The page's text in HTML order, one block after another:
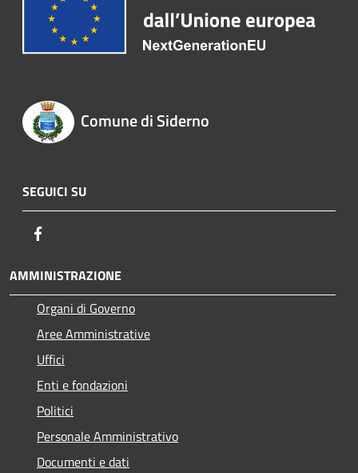
Comune di Siderno
SEGUICI SU
AMMINISTRAZIONE
Organi di Governo
Aree Amministrative
Uffici
Enti e fondazioni
Politici
Personale Amministrativo
Documenti e dati